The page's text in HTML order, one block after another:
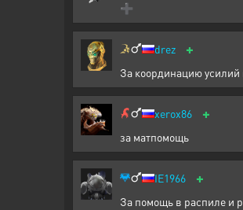
➕
drez +
За координацию усилий
xerox86 +
за матпомощь
IE1966 +
За помощь в распиле и